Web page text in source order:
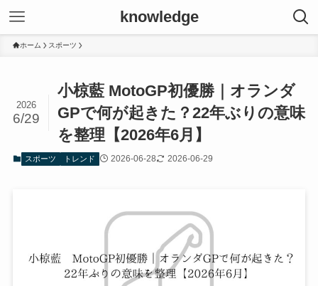
knowledge
ホーム スポーツ
小椋藍 MotoGP初優勝｜オランダ
GPで何が起きた？22年ぶりの意味
を整理【2026年6月】
2026
6/29
スポーツ トレンド 2026-06-28 2026-06-29